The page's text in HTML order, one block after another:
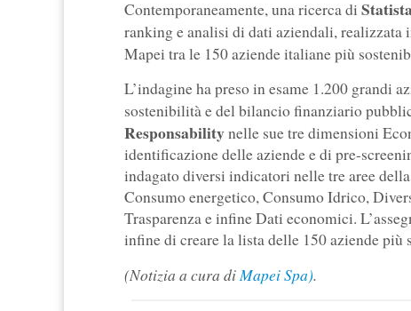
Contemporaneamente, una ricerca di Statista
ranking e analisi di dati aziendali, realizzata
Mapei tra le 150 aziende italiane più
L’indagine ha preso in esame 1.200 grandi
sostenibilità e del bilancio finanziario
Responsabilitynelle sue tre dimensioni
identificazione delle aziende e di pre-
indagato diversi indicatori nelle tre aree
Consumo energetico, Consumo Idrico,
Trasparenza e infine Dati economici.
infine di creare la lista delle 150 aziende più
(Notizia a cura diMapei Spa).